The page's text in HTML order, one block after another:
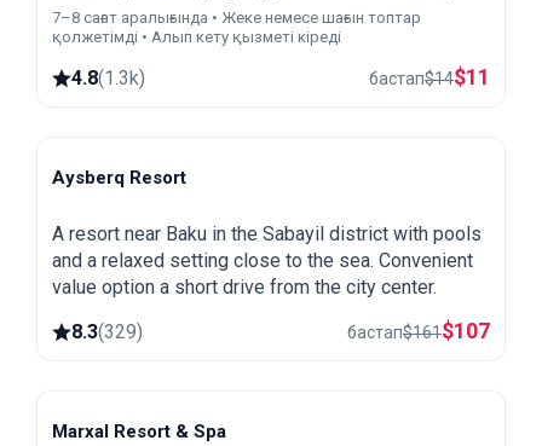
алғашқы мұнай құдықтары мен Хейдар Әлиев
орталығы.
7–8 сағат аралығында • Жеке немесе шағын топтар
қолжетімді • Алып кету қызметі кіреді
4.8(1.3k) бастап$14$11
Baku
Aysberq Resort
A resort near Baku in the Sabayil district with pools
and a relaxed setting close to the sea. Convenient
value option a short drive from the city center.
8.3(329) бастап$161$107
Sheki
Marxal Resort & Spa